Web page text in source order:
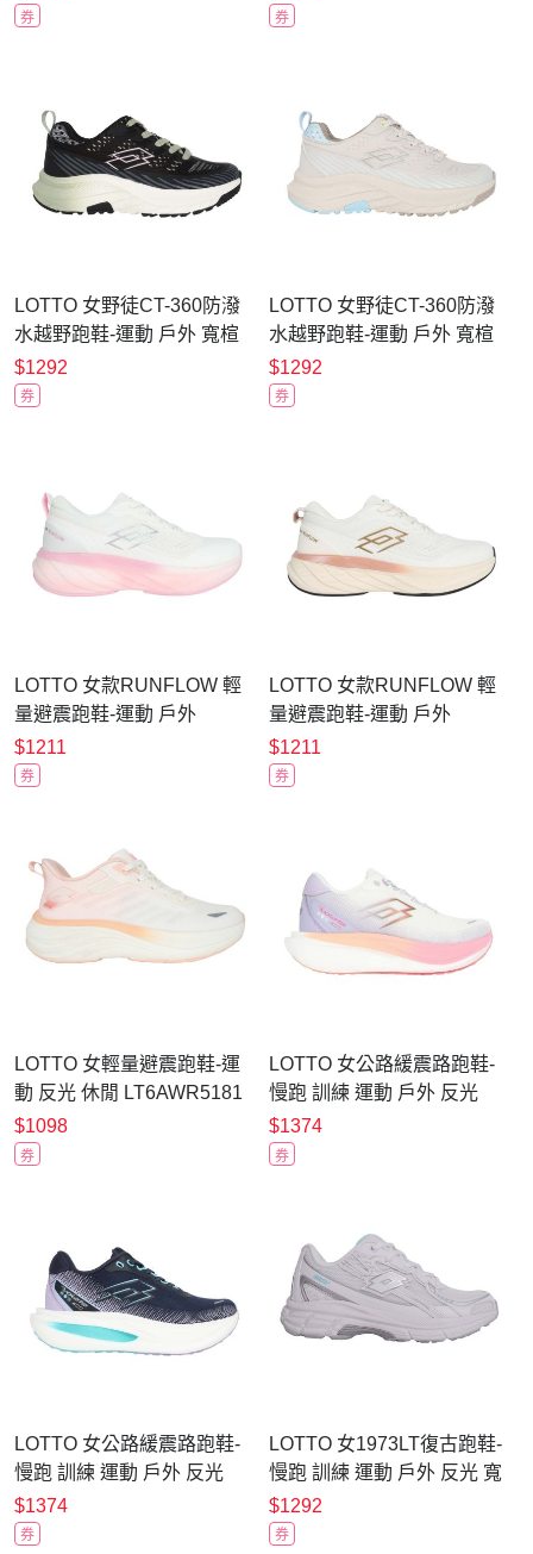
券 券
LOTTO 女野徒CT-360防潑
水越野跑鞋-運動 戶外 寬楦
LT6AWR5360 黑綠粉
$1292
券
LOTTO 女野徒CT-360防潑
水越野跑鞋-運動 戶外 寬楦
LT6AWR5361 燕麥水藍
$1292
券
LOTTO 女款RUNFLOW 輕
量避震跑鞋-運動 戶外
LT6AWR5373 白銀粉
$1211
券
LOTTO 女款RUNFLOW 輕
量避震跑鞋-運動 戶外
LT6AWR5371 白奶茶瑚粉
$1211
券
LOTTO 女輕量避震跑鞋-運
動 反光 休閒 LT6AWR5181
白粉橘
$1098
券
LOTTO 女公路緩震路跑鞋-
慢跑 訓練 運動 戶外 反光
LT6AWR5263 白紫粉橘金
$1374
券
LOTTO 女公路緩震路跑鞋-
慢跑 訓練 運動 戶外 反光
LT6AWR5267 丈青紫湖綠
$1374
券
LOTTO 女1973LT復古跑鞋-
慢跑 訓練 運動 戶外 反光 寬
楦 LT6AWR6649 白銀
$1292
券